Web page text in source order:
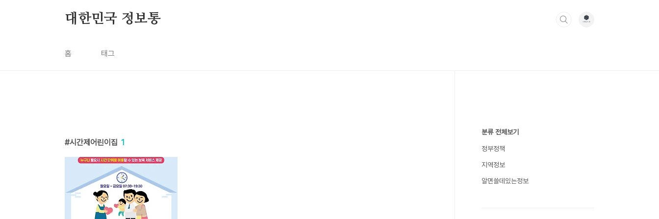
대한민국 정보통
홈 태그
시간제어린이집 1
분류 전체보기
정부정책
지역정보
알면쓸데있는정보